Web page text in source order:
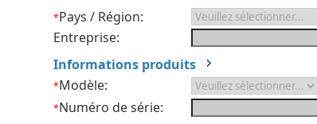
*Pays / Région:
Entreprise:
Informations produits
*Modèle:
*Numéro de série: